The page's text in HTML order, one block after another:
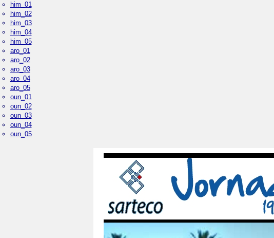
him_01
him_02
him_03
him_04
him_05
aro_01
aro_02
aro_03
aro_04
aro_05
oun_01
oun_02
oun_03
oun_04
oun_05
Plaza Mayor